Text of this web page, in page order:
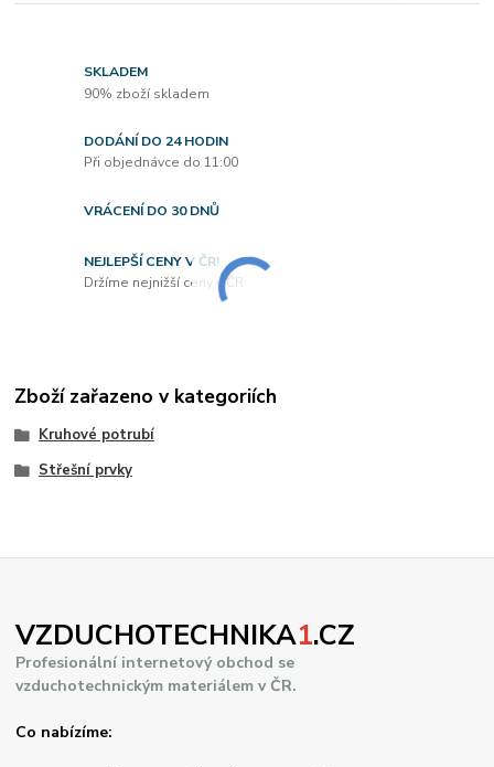
SKLADEM
90% zboží skladem
DODÁNÍ DO 24 HODIN
Při objednávce do 11:00
VRÁCENÍ DO 30 DNŮ
NEJLEPŠÍ CENY V ČR!
Držíme nejnižší ceny v ČR
Zboží zařazeno v kategoriích
Kruhové potrubí
Střešní prvky
VZDUCHOTECHNIKA1.CZ
Profesionální internetový obchod se
vzduchotechnickým materiálem v ČR.
Co nabízíme: